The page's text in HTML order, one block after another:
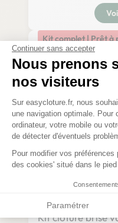
Continuer sans accepter
Nous prenons
nos visiteurs
Plateforme de
Sur easycloture.fr, nous
une navigation optimale.
ordinateur, votre mobile ou
de détecter d'éventuels
Pour modifier vos
des cookies' situé dans le pied
Paramétrer
Kit complet | Prêt à
Kit clôture brise